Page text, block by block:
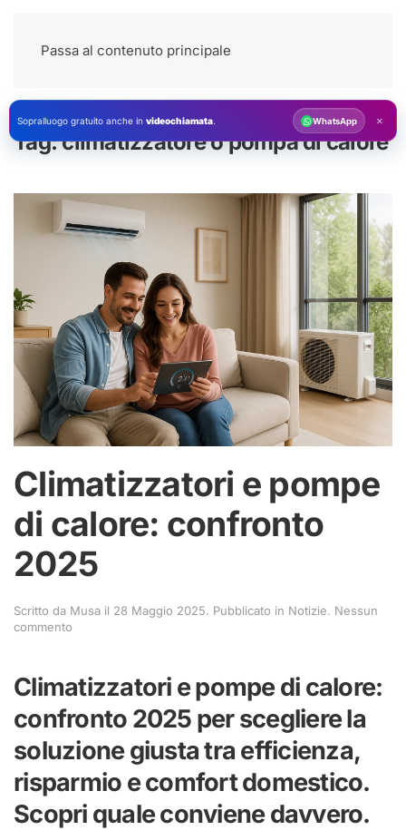
Passa al contenuto principale
Tag:climatizzatore o pompa di calore
Climatizzatori e pompe
di calore: confronto
2025
Scritto da Musa il 28 Maggio 2025. Pubblicato in Notizie. Nessun
commento
pompe
di
calore:
confronto
2025
Climatizzatori e pompe di calore:
confronto 2025 per scegliere la
soluzione giusta tra efficienza,
risparmio e comfort domestico.
Scopri quale conviene davvero.
Sopralluogo gratuito anche in videochiamata. WhatsApp ×